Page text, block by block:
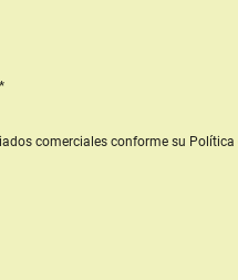
comercialesconforme su Política